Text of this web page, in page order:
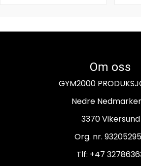
Om oss
GYM2000
Nedre
3370 Vikersund
Org. nr.
Tlf: +47